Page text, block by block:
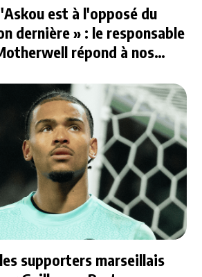
est à l'opposé du
dernière » : le responsable
répond à nos
supporters marseillais